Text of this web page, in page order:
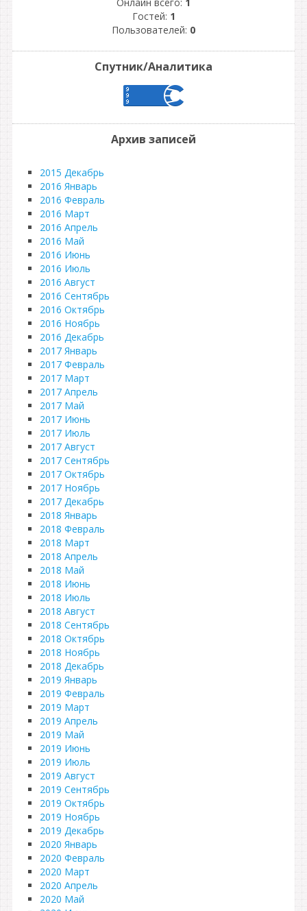
Гостей: 1
Пользователей: 0
Спутник/Аналитика
Архив записей
2015 Декабрь
2016 Январь
2016 Февраль
2016 Март
2016 Апрель
2016 Май
2016 Июнь
2016 Июль
2016 Август
2016 Сентябрь
2016 Октябрь
2016 Ноябрь
2016 Декабрь
2017 Январь
2017 Февраль
2017 Март
2017 Апрель
2017 Май
2017 Июнь
2017 Июль
2017 Август
2017 Сентябрь
2017 Октябрь
2017 Ноябрь
2017 Декабрь
2018 Январь
2018 Февраль
2018 Март
2018 Апрель
2018 Май
2018 Июнь
2018 Июль
2018 Август
2018 Сентябрь
2018 Октябрь
2018 Ноябрь
2018 Декабрь
2019 Январь
2019 Февраль
2019 Март
2019 Апрель
2019 Май
2019 Июнь
2019 Июль
2019 Август
2019 Сентябрь
2019 Октябрь
2019 Ноябрь
2019 Декабрь
2020 Январь
2020 Февраль
2020 Март
2020 Апрель
2020 Май